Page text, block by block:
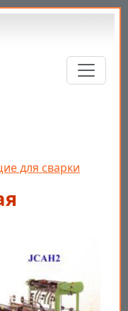
для сварки